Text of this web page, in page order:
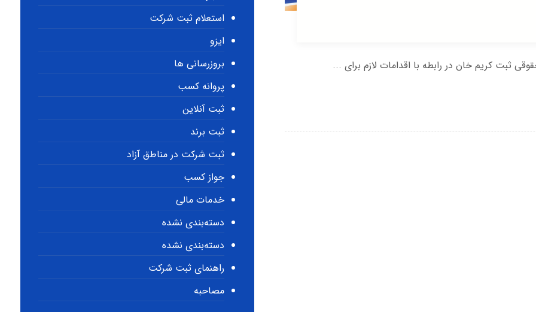
ثبت کریم خان در رابطه با اقدامات لازم برای ...
استعلام ثبت شرکت
ایزو
بروزرسانی ها
پروانه کسب
ثبت آنلاین
ثبت برند
ثبت شرکت در مناطق آزاد
جواز کسب
خدمات مالی
دسته‌بندی نشده
دسته‌بندی نشده
راهنمای ثبت شرکت
مصاحبه